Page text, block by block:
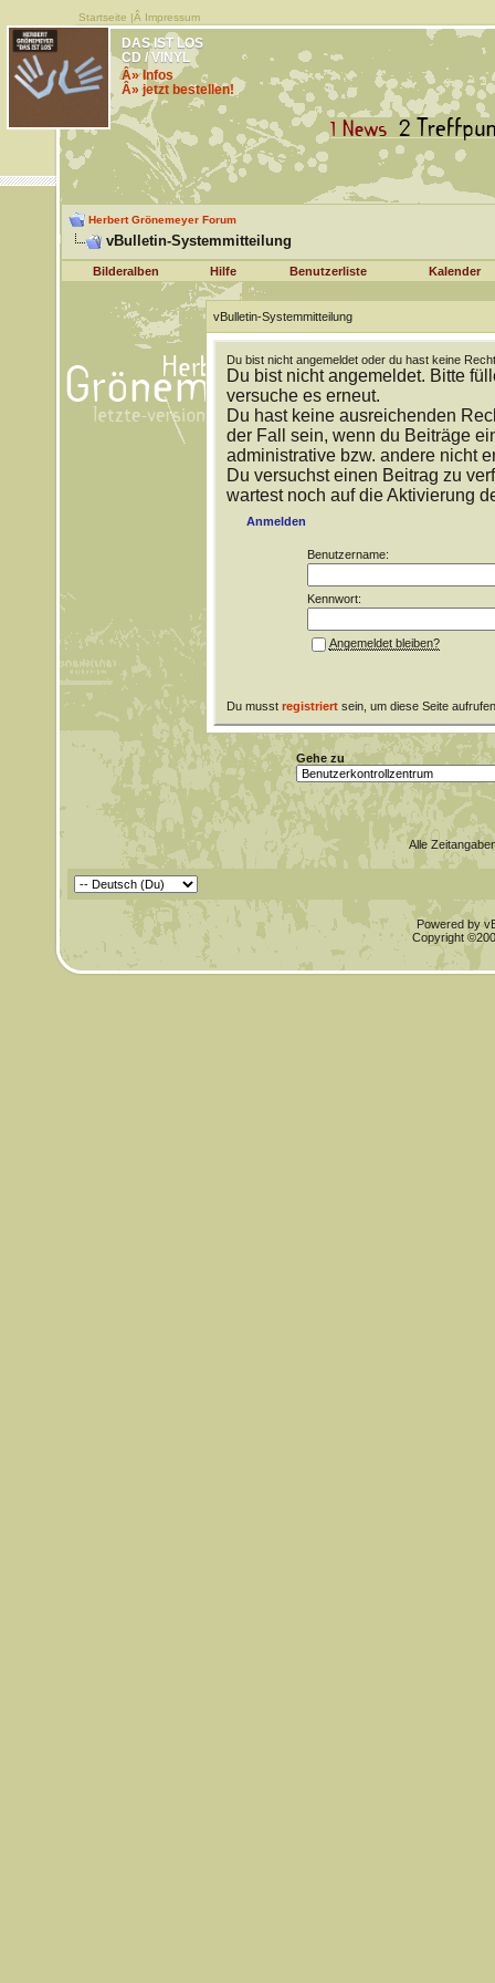
Startseite |Â Impressum
DAS IST LOS
CD / VINYL
Â» Infos
Â» jetzt bestellen!
Herbert Grönemeyer Forum
vBulletin-Systemmitteilung
Bilderalben Hilfe Benutzerliste Kalender
vBulletin-Systemmitteilung
Du bist nicht angemeldet oder du hast keine
Du bist nicht angemeldet. Bitte
versuche es erneut.
Du hast keine ausreichenden
der Fall sein, wenn du Beiträge
administrative bzw. andere nicht
Du versuchst einen Beitrag zu
wartest noch auf die Aktivierung
Anmelden
Benutzername:
Kennwort:
Angemeldet bleiben?
Du musst registriertsein, um diese Seite
Gehe zu
Alle
Powered by
Copyright